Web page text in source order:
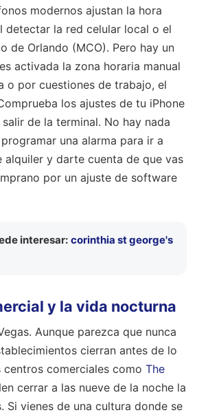
modernos ajustan la hora
detectar la red celular local o el
de Orlando (MCO). Pero hay un
activada la zona horaria manual
o por cuestiones de trabajo, el
los ajustes de tu iPhone
de la terminal. No hay nada
una alarma para ir a
alquiler y darte cuenta de que vas
por un ajuste de software
interesar: corinthia st george's
y la vida nocturna
Aunque parezca que nunca
cierran antes de lo
centros comerciales como The
cerrar a las nueve de la noche la
Si vienes de una cultura donde se